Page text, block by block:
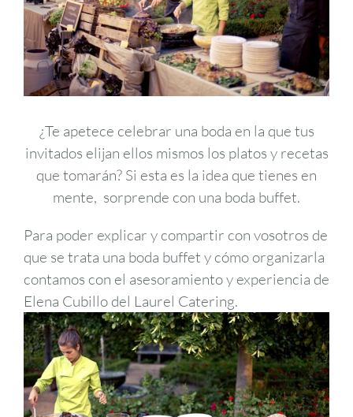
¿Te apetece celebrar una boda en la que tus
invitados elijan ellos mismos los platos y recetas
que tomarán? Si esta es la idea que tienes en
mente, sorprende con una boda buffet.
Para poder explicar y compartir con vosotros de
que se trata una boda buffet y cómo organizarla
contamos con el asesoramiento y experiencia de
Elena Cubillo del Laurel Catering.